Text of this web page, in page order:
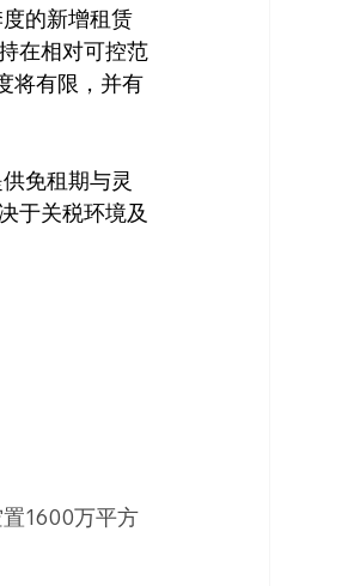
的新增租赁
在相对可控范
将有限，并有
免租期与灵
于关税环境及
1600万平方